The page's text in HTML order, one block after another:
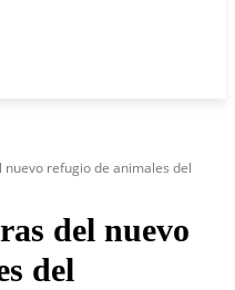
refugio de animales del
del nuevo
del